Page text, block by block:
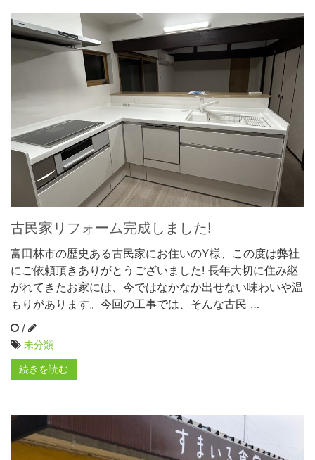
古民家リフォーム完成しました!
富田林市の歴史ある古民家にお住いのY様、この度は弊社
にご依頼頂きありがとうございました! 長年大切に住み継
がれてきたお家には、今ではなかなか出せない味わいや温
もりがあります。今回の工事では、そんな古民 …
/
未分類
続きを読む